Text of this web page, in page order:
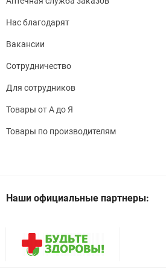
Нас благодарят
Вакансии
Сотрудничество
Для сотрудников
Товары от А до Я
Товары по производителям
Наши официальные партнеры: